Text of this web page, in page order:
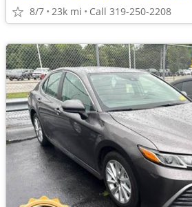
8/7 23k mi Call 319-250-2208